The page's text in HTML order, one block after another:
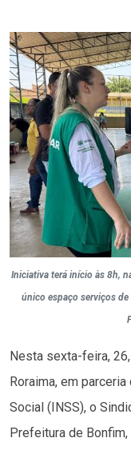
Iniciativa terá início às 8h,
único espaço serviços
Nesta sexta-feira,
Roraima, em
Social (INSS), o
Prefeitura de